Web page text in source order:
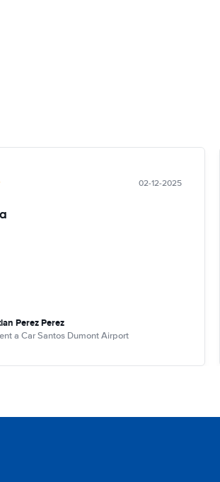
02-12-2025
Perez Perez
a Car Santos Dumont Airport